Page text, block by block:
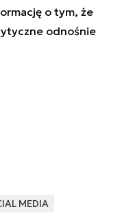
o tym, że
odnośnie
MEDIA